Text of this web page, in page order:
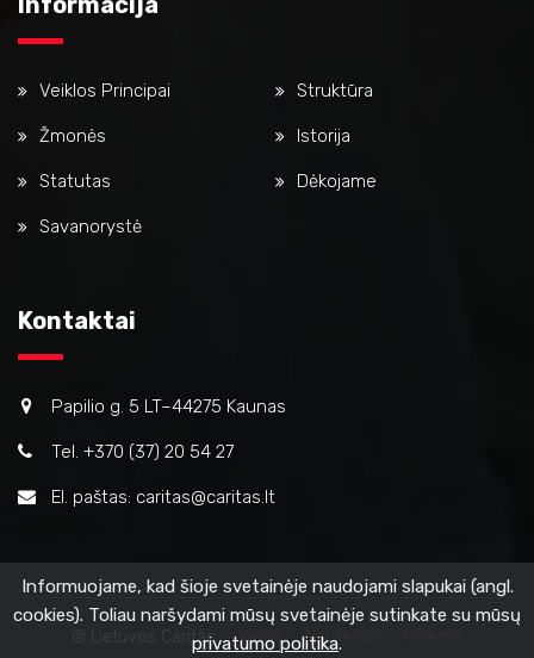
Informuojame, kad šioje svetainėje naudojami slapukai (angl.
cookies). Toliau naršydami mūsų svetainėje sutinkate su mūsų
privatumo politika.
Veiklos Principai Struktūra
Žmonės Istorija
Statutas Dėkojame
Savanorystė
Kontaktai
Papilio g. 5 LT–44275 Kaunas
Tel. +370 (37) 20 54 27
El. paštas: caritas@caritas.lt
© Lietuvos Caritas Veikla Naujienos